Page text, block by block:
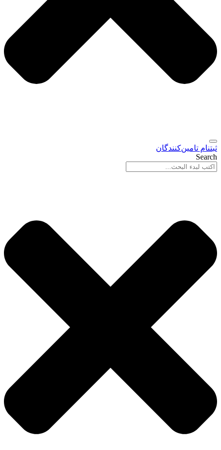
ثبتنام تامین‌کنندگان
Search